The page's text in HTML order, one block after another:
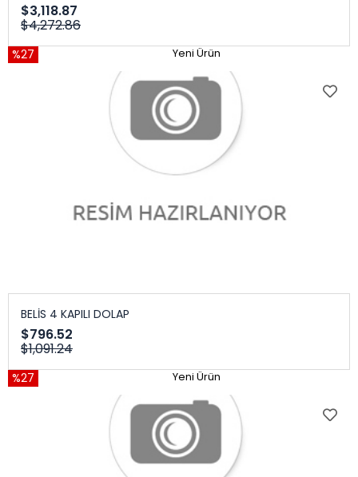
$3,118.87
$4,272.86
%27 Yeni Ürün
BELİS 4 KAPILI DOLAP
$796.52
$1,091.24
%27 Yeni Ürün